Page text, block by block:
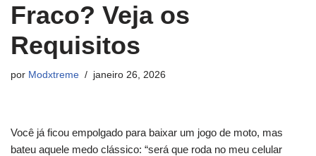
Fraco? Veja os
Requisitos
por Modxtreme janeiro 26, 2026
Você já ficou empolgado para baixar um jogo de moto, mas
bateu aquele medo clássico: “será que roda no meu celular